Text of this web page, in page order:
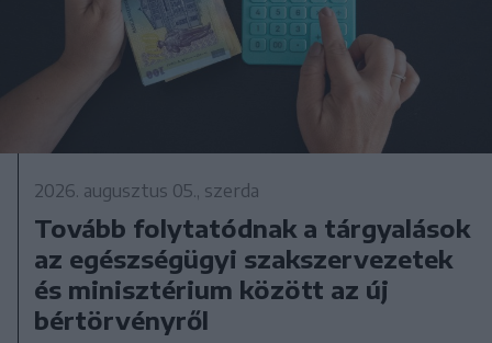
2026. augusztus 05., szerda
Tovább folytatódnak a tárgyalások
az egészségügyi szakszervezetek
és minisztérium között az új
bértörvényről